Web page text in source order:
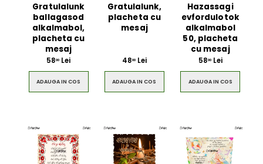
Gratulalunk
ballagasod
alkalmabol,
placheta cu
mesaj
5800 Lei
ADAUGA IN COS
Gratulalunk,
placheta cu
mesaj
4800Lei
ADAUGA IN COS
Hazassagi
evfordulotok
alkalmabol
50, placheta
cu mesaj
5800Lei
ADAUGA IN COS